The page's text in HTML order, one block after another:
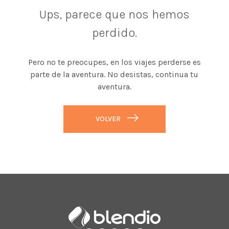
Ups, parece que nos hemos
perdido.
Pero no te preocupes, en los viajes perderse es
parte de la aventura. No desistas, continua tu
aventura.
VOLVER